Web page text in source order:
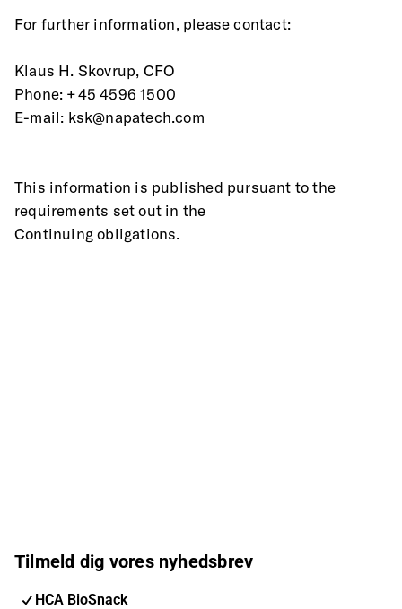
For further information, please contact:
Klaus H. Skovrup, CFO
Phone: +45 4596 1500
E-mail: ksk@napatech.com
This information is published pursuant to the
requirements set out in the
Continuing obligations.
Tilmeld dig vores nyhedsbrev
HCA BioSnack